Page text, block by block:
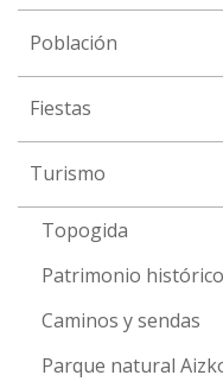
Población
Fiestas
Turismo
Topogida
Patrimonio histórico
Caminos y sendas
Parque natural